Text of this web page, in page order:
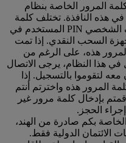
المرور الخاصة بنظام
هذه النافذة. تختلف كلمة
المرور عن رقم المعرف الشخصي PIN المستخدم في
السحب النقدي. إذا تمت
هذه، على الرغم من
في هذا النظام، يرجى الاتصال
لتقوموا بالتسجيل. إذا
المرور هذه واخترتم أنتم
قمتم بإدخال كلمة مرور غير
الحجز.
الخاصة بكم صادرة من الهند،
الائتمان الدولية فقط.